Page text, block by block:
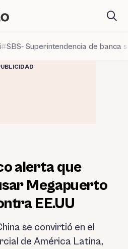
SBS- Superintendencia de banca
alerta que
Megapuerto
EE.UU
se convirtió en el
de América Latina,